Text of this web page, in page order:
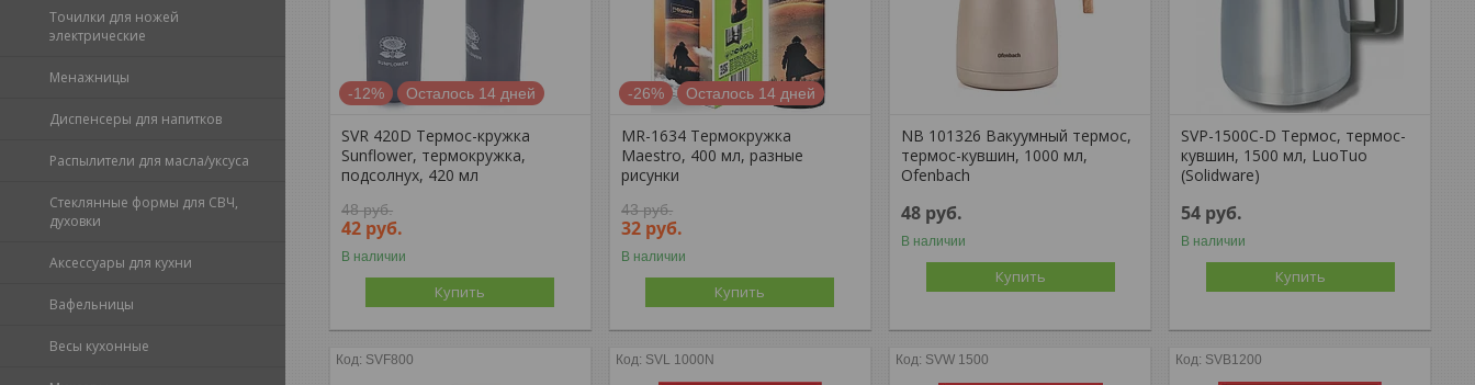
Точилки для ножей
электрические
Менажницы
Диспенсеры для напитков
Распылители для масла/уксуса
Стеклянные формы для СВЧ,
духовки
Аксессуары для кухни
Вафельницы
Весы кухонные
-12% Осталось 14 дней
SVR 420D Термос-кружка
Sunflower, термокружка,
подсолнух, 420 мл
48руб.
42 руб.
В наличии
Купить
-26% Осталось 14 дней
MR-1634 Термокружка
Maestro, 400 мл, разные
рисунки
43руб.
32 руб.
В наличии
Купить
NB 101326 Вакуумный термос,
термос-кувшин, 1000 мл,
Ofenbach
48 руб.
В наличии
Купить
SVP-1500C-D Термос, термос-
кувшин, 1500 мл, LuoTuo
(Solidware)
54 руб.
В наличии
Купить
SVF800 SVL 1000N SVW 1500 SVB1200